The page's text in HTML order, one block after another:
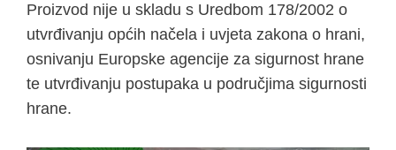
Proizvod nije u skladu s Uredbom 178/2002 o
utvrđivanju općih načela i uvjeta zakona o hrani,
osnivanju Europske agencije za sigurnost hrane
te utvrđivanju postupaka u područjima sigurnosti
hrane.